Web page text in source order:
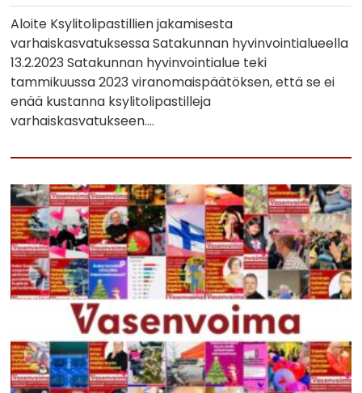
Aloite Ksylitolipastillien jakamisesta
varhaiskasvatuksessa Satakunnan hyvinvointialueella
13.2.2023 Satakunnan hyvinvointialue teki
tammikuussa 2023 viranomaispäätöksen, että se ei
enää kustanna ksylitolipastilleja
varhaiskasvatukseen….